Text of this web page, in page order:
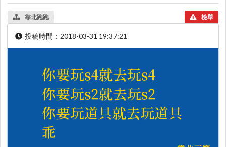
靠北跑跑 檢舉
投稿時間： 2018-03-31 19:37:21